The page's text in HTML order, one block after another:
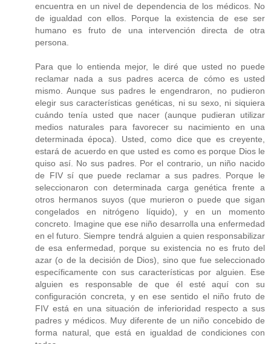
encuentra en un nivel de dependencia de los médicos. No
de igualdad con ellos. Porque la existencia de ese ser
humano es fruto de una intervención directa de otra
persona.
Para que lo entienda mejor, le diré que usted no puede
reclamar nada a sus padres acerca de cómo es usted
mismo. Aunque sus padres le engendraron, no pudieron
elegir sus características genéticas, ni su sexo, ni siquiera
cuándo tenía usted que nacer (aunque pudieran utilizar
medios naturales para favorecer su nacimiento en una
determinada época). Usted, como dice que es creyente,
estará de acuerdo en que usted es como es porque Dios le
quiso así. No sus padres. Por el contrario, un niño nacido
de FIV sí que puede reclamar a sus padres. Porque le
seleccionaron con determinada carga genética frente a
otros hermanos suyos (que murieron o puede que sigan
congelados en nitrógeno líquido), y en un momento
concreto. Imagine que ese niño desarrolla una enfermedad
en el futuro. Siempre tendrá alguien a quien responsabilizar
de esa enfermedad, porque su existencia no es fruto del
azar (o de la decisión de Dios), sino que fue seleccionado
específicamente con sus características por alguien. Ese
alguien es responsable de que él esté aquí con su
configuración concreta, y en ese sentido el niño fruto de
FIV está en una situación de inferioridad respecto a sus
padres y médicos. Muy diferente de un niño concebido de
forma natural, que está en igualdad de condiciones con